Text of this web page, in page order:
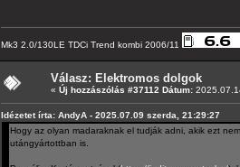
Mk3 2.0/130LE TDCi Trend kombi 2006/11
Válasz: Elektromos dolgok
« Új hozzászólás #37112 Dátum:
Idézetet írta: AndyA - 2025.07.09 szerda, 21:29:27
Hogy az olyan madaraknak el tudják adni, akik ezt
utángyártottban is.